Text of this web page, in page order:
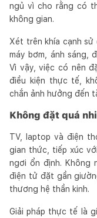
ngủ vì cho rằng có
không gian.
Xét trên khía cạnh
máy bơm, ánh sáng,
Vì vậy, việc có nên
điều kiện thực tế,
chắn ảnh hưởng đến
Không đặt quá
TV, laptop và điện
gian thức, tiếp xúc
ngơi ổn định. Không
điện tử đặt gần
thương hệ thần kinh.
Giải pháp thực tế là